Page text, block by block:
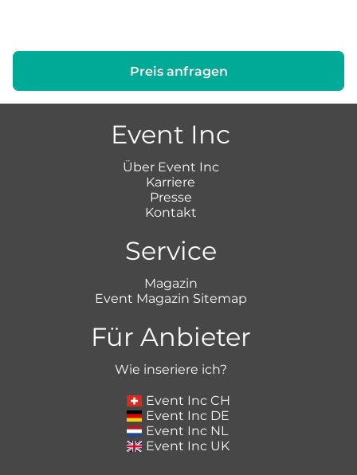
Preis anfragen
Event Inc
Über Event Inc
Karriere
Presse
Kontakt
Service
Magazin
Event Magazin Sitemap
Für Anbieter
Wie inseriere ich?
Event Inc CH
Event Inc DE
Event Inc NL
Event Inc UK